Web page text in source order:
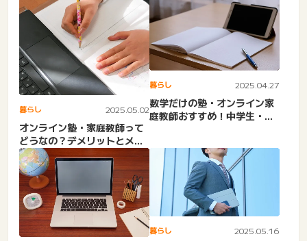
暮らし 2025.05.02
オンライン塾・家庭教師って
どうなの？デメリットとメリ
ット。意味ない？授業のや
り...
暮らし 2025.04.27
数学だけの塾・オンライン家
庭教師おすすめ！中学生・高
暮らし 2025.05.16